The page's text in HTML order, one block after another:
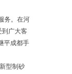
务。在河
广大客
平成都手
型制砂